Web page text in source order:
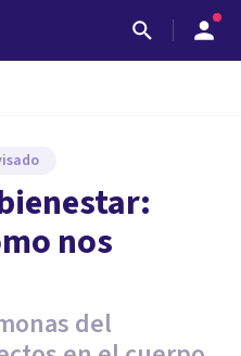
nos
del